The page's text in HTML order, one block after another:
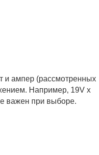
и ампер (рассмотренных
Например, 19V x
важен при выборе.